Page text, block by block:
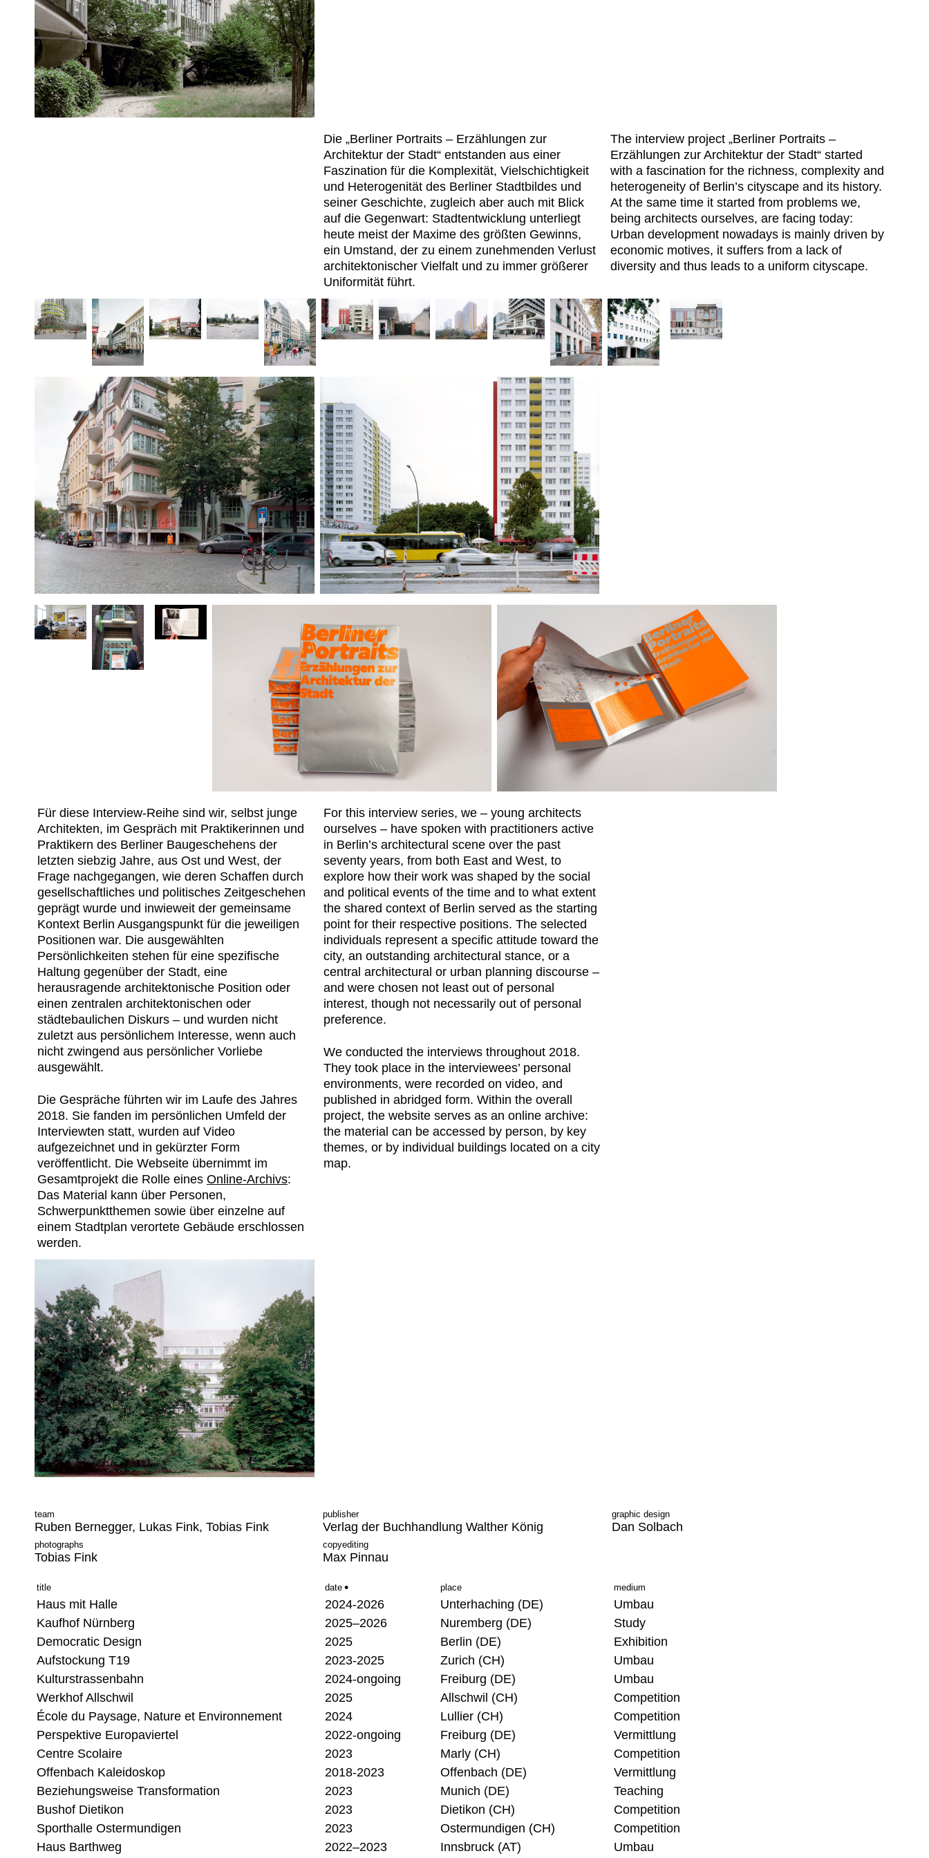
Die „Berliner Portraits – Erzählungen zur
Architektur der Stadt“ entstanden aus einer
Faszination für die Komplexität, Vielschichtigkeit
und Heterogenität des Berliner Stadtbildes und
seiner Geschichte, zugleich aber auch mit Blick
auf die Gegenwart: Stadtentwicklung unterliegt
heute meist der Maxime des größten Gewinns,
ein Umstand, der zu einem zunehmenden Verlust
architektonischer Vielfalt und zu immer größerer
Uniformität führt.
The interview project „Berliner Portraits –
Erzählungen zur Architektur der Stadt“ started
with a fascination for the richness, complexity and
heterogeneity of Berlin’s cityscape and its history.
At the same time it started from problems we,
being architects ourselves, are facing today:
Urban development nowadays is mainly driven by
economic motives, it suffers from a lack of
diversity and thus leads to a uniform cityscape.
Für diese Interview-Reihe sind wir, selbst junge
Architekten, im Gespräch mit Praktikerinnen und
Praktikern des Berliner Baugeschehens der
letzten siebzig Jahre, aus Ost und West, der
Frage nachgegangen, wie deren Schaffen durch
gesellschaftliches und politisches Zeitgeschehen
geprägt wurde und inwieweit der gemeinsame
Kontext Berlin Ausgangspunkt für die jeweiligen
Positionen war. Die ausgewählten
Persönlichkeiten stehen für eine spezifische
Haltung gegenüber der Stadt, eine
herausragende architektonische Position oder
einen zentralen architektonischen oder
städtebaulichen Diskurs – und wurden nicht
zuletzt aus persönlichem Interesse, wenn auch
nicht zwingend aus persönlicher Vorliebe
ausgewählt.
Die Gespräche führten wir im Laufe des Jahres
2018. Sie fanden im persönlichen Umfeld der
Interviewten statt, wurden auf Video
aufgezeichnet und in gekürzter Form
veröffentlicht. Die Webseite übernimmt im
Gesamtprojekt die Rolle eines Online-Archivs:
Das Material kann über Personen,
Schwerpunktthemen sowie über einzelne auf
einem Stadtplan verortete Gebäude erschlossen
werden.
For this interview series, we – young architects
ourselves – have spoken with practitioners active
in Berlin’s architectural scene over the past
seventy years, from both East and West, to
explore how their work was shaped by the social
and political events of the time and to what extent
the shared context of Berlin served as the starting
point for their respective positions. The selected
individuals represent a specific attitude toward the
city, an outstanding architectural stance, or a
central architectural or urban planning discourse –
and were chosen not least out of personal
interest, though not necessarily out of personal
preference.
We conducted the interviews throughout 2018.
They took place in the interviewees’ personal
environments, were recorded on video, and
published in abridged form. Within the overall
project, the website serves as an online archive:
the material can be accessed by person, by key
themes, or by individual buildings located on a city
map.
team
Ruben Bernegger, Lukas Fink, Tobias Fink
publisher
Verlag der Buchhandlung Walther König
graphic design
Dan Solbach
photographs
Tobias Fink
copyediting
Max Pinnau
title date place medium
Haus mit Halle 2024-2026 Unterhaching (DE)
Umbau
Kaufhof Nürnberg
2025–2026 Nuremberg (DE)
Study
Democratic Design
2025 Berlin (DE)
Exhibition
Aufstockung T19
2023-2025 Zurich (CH)
Umbau
Kulturstrassenbahn
2024-ongoing Freiburg (DE)
Umbau
Werkhof Allschwil
2025 Allschwil (CH)
Competition
École du Paysage, Nature et Environnement
2024 Lullier (CH)
Competition
Perspektive Europaviertel
2022-ongoing Freiburg (DE)
Vermittlung
Centre Scolaire
2023 Marly (CH)
Competition
Offenbach Kaleidoskop
2018-2023 Offenbach (DE)
Vermittlung
Beziehungsweise Transformation
2023 Munich (DE)
Teaching
Bushof Dietikon
2023 Dietikon (CH)
Competition
Sporthalle Ostermundigen
2023 Ostermundigen (CH)
Competition
Haus Barthweg
2022–2023 Innsbruck (AT) Umbau